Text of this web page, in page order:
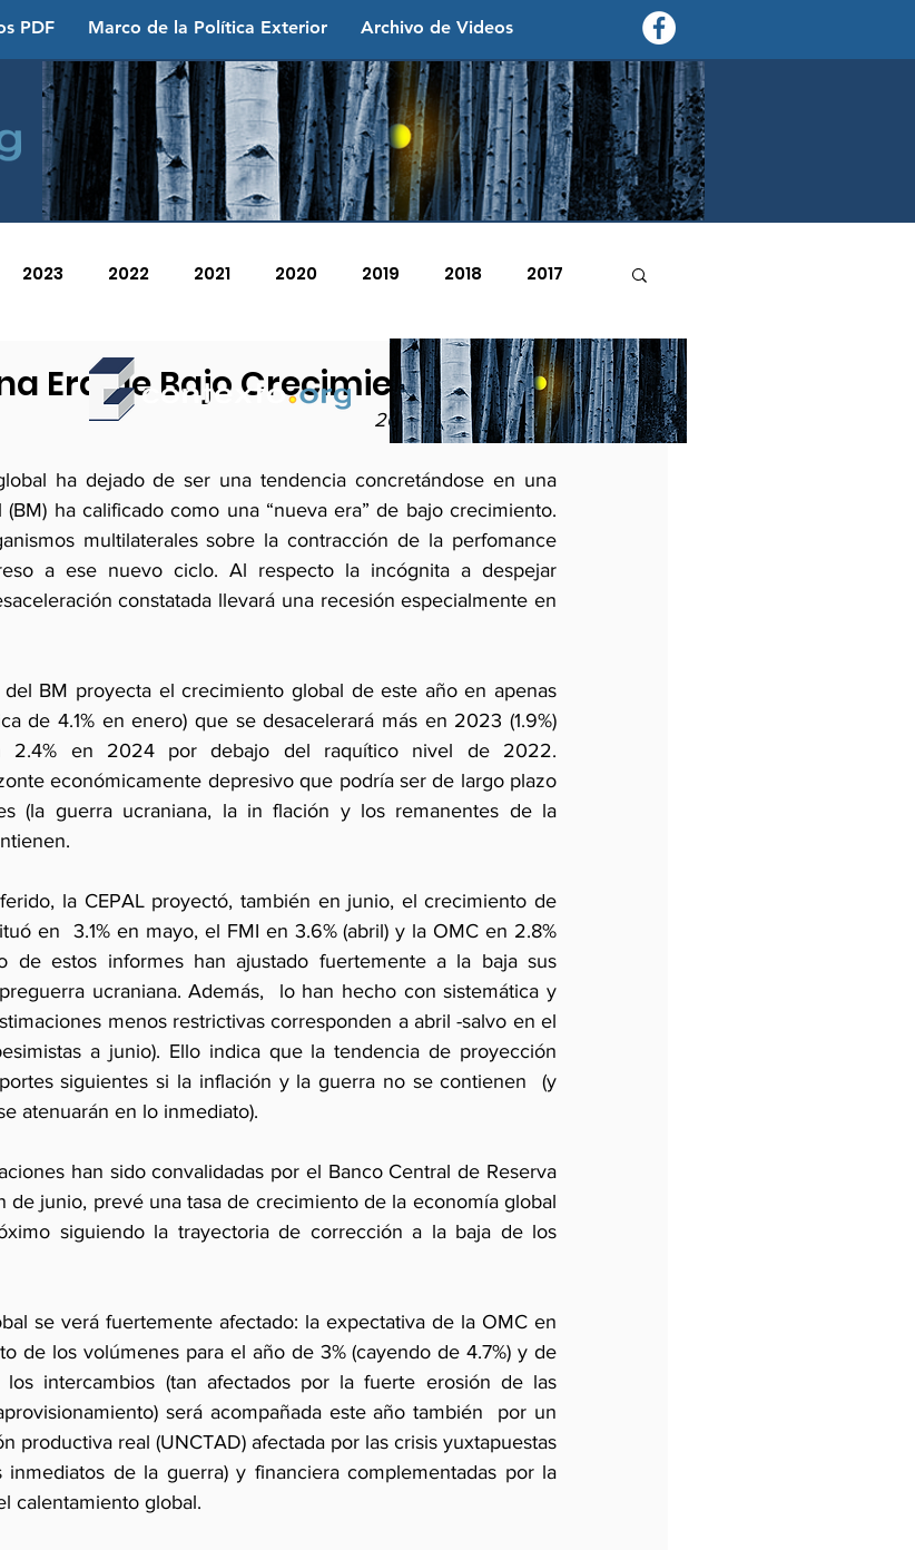
PDF Marco de la Política Exterior Archivo de Videos
contexto - politica exterior
2023 2022 2021 2020 2019 2018 2017
2011 2007 2006
Era de Bajo Crecimiento
20 de junio de 2022
ha dejado de ser una tendencia concretándose en una
ha calificado como una “nueva era” de bajo crecimiento.
multilaterales sobre la contracción de la perfomance
a ese nuevo ciclo. Al respecto la incógnita a despejar
constatada llevará una recesión especialmente en
BM proyecta el crecimiento global de este año en apenas
de 4.1% en enero) que se desacelerará más en 2023 (1.9%)
2.4% en 2024 por debajo del raquítico nivel de 2022.
económicamente depresivo que podría ser de largo plazo
(la guerra ucraniana, la in flación y los remanentes de la
la CEPAL proyectó, también en junio, el crecimiento de
en  3.1% en mayo, el FMI en 3.6% (abril) y la OMC en 2.8%
de estos informes han ajustado fuertemente a la baja sus
ucraniana. Además,  lo han hecho con sistemática y
menos restrictivas corresponden a abril -salvo en el
a junio). Ello indica que la tendencia de proyección
siguientes si la inflación y la guerra no se contienen  (y
atenuarán en lo inmediato).
han sido convalidadas por el Banco Central de Reserva
de junio, prevé una tasa de crecimiento de la economía global
siguiendo la trayectoria de corrección a la baja de los
se verá fuertemente afectado: la expectativa de la OMC en
de los volúmenes para el año de 3% (cayendo de 4.7%) y de
intercambios (tan afectados por la fuerte erosión de las
será acompañada este año también  por un
productiva real (UNCTAD) afectada por las crisis yuxtapuestas
inmediatos de la guerra) y financiera complementadas por la
calentamiento global.